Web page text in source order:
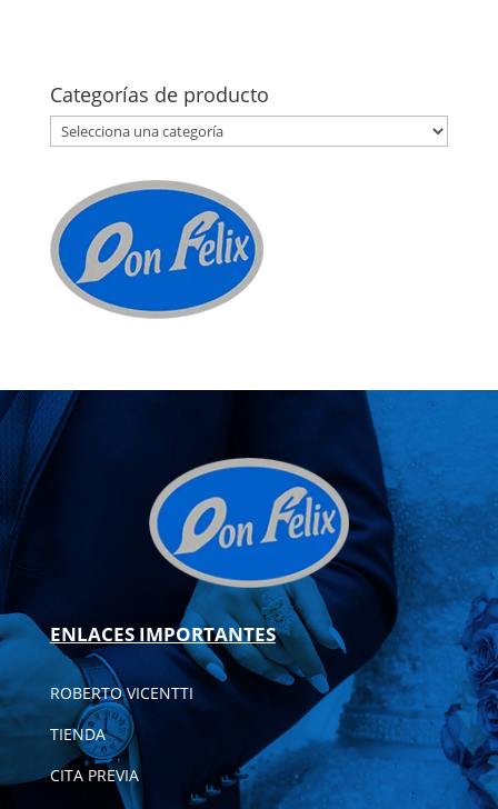
Categorías de producto
ENLACES IMPORTANTES
ROBERTO VICENTTI
TIENDA
CITA PREVIA